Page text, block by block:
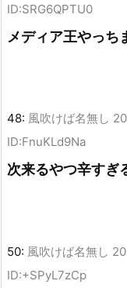
ID:SRG6QPTU0
メディア王やっち
48: 風吹けば名無し
ID:FnuKLd9Na
次来るやつ辛すぎ
50: 風吹けば名無し
ID:+SPyL7zCp